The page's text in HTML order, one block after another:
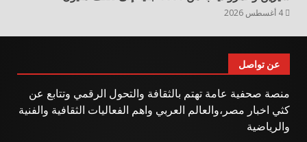
عن تواصل
منصة صحفية عامة تهتم بالثقافة والتحول الرقمي وتتابع عن
كثي اخبار مصر،والعالم العربي واهم الفعاليات الثقافية والفنية
والرياضية